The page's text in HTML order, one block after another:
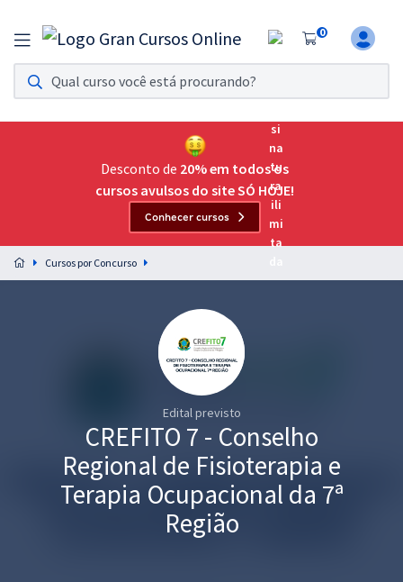
0
Assinatura Ilimitada 11
Acesso a todos os cursos. Teste grátis por 7 dias!
Assinatura OAB Até Passar
Acesso ilimitado a toda preparação para o Exame da
Preparação completa e intensiva para as principais
residências em saúde do Brasil
Graduação
Desconto de 20% em todos os
cursos avulsos do site SÓ HOJE!
Conhecer cursos
Cursos por Concurso
Edital previsto
CREFITO 7 - Conselho
Regional de Fisioterapia e
Terapia Ocupacional da 7ª
Região